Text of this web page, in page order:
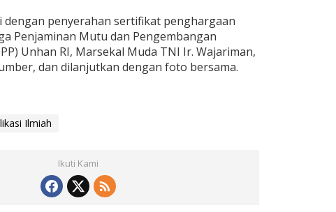
dengan penyerahan sertifikat penghargaan
Penjaminan Mutu dan Pengembangan
Unhan RI, Marsekal Muda TNI Ir. Wajariman,
dan dilanjutkan dengan foto bersama.
Ilmiah
Ikuti Kami